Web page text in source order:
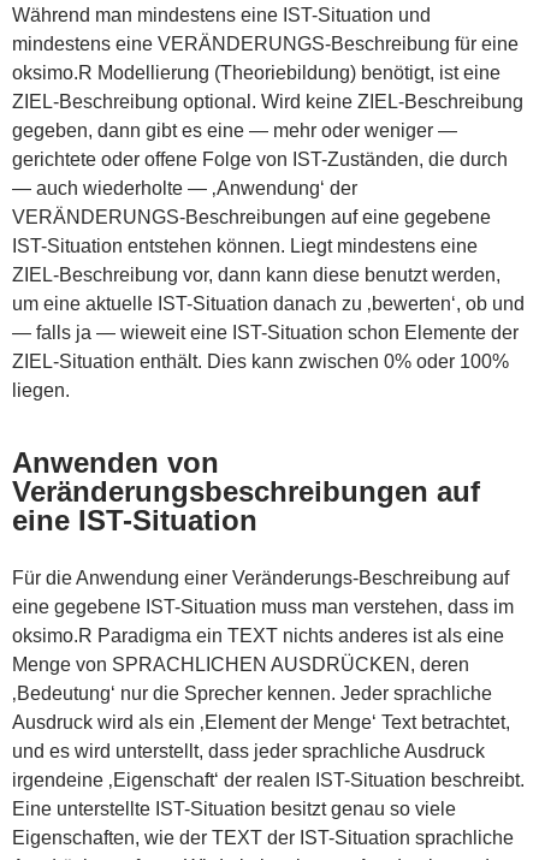
Während man mindestens eine IST-Situation und
mindestens eine VERÄNDERUNGS-Beschreibung für eine
oksimo.R Modellierung (Theoriebildung) benötigt, ist eine
ZIEL-Beschreibung optional. Wird keine ZIEL-Beschreibung
gegeben, dann gibt es eine — mehr oder weniger —
gerichtete oder offene Folge von IST-Zuständen, die durch
— auch wiederholte — ‚Anwendung‘ der
VERÄNDERUNGS-Beschreibungen auf eine gegebene
IST-Situation entstehen können. Liegt mindestens eine
ZIEL-Beschreibung vor, dann kann diese benutzt werden,
um eine aktuelle IST-Situation danach zu ‚bewerten‘, ob und
— falls ja — wieweit eine IST-Situation schon Elemente der
ZIEL-Situation enthält. Dies kann zwischen 0% oder 100%
liegen.
Anwenden von
Veränderungsbeschreibungen auf
eine IST-Situation
Für die Anwendung einer Veränderungs-Beschreibung auf
eine gegebene IST-Situation muss man verstehen, dass im
oksimo.R Paradigma ein TEXT nichts anderes ist als eine
Menge von SPRACHLICHEN AUSDRÜCKEN, deren
‚Bedeutung‘ nur die Sprecher kennen. Jeder sprachliche
Ausdruck wird als ein ‚Element der Menge‘ Text betrachtet,
und es wird unterstellt, dass jeder sprachliche Ausdruck
irgendeine ‚Eigenschaft‘ der realen IST-Situation beschreibt.
Eine unterstellte IST-Situation besitzt genau so viele
Eigenschaften, wie der TEXT der IST-Situation sprachliche